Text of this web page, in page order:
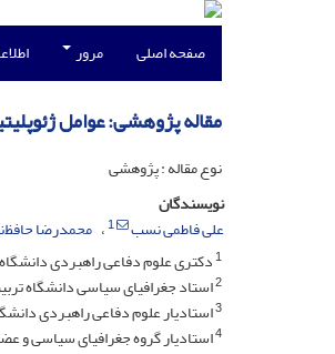
صفحه اصلی مرور
مقاله پژوهشی: عوامل
نوع مقاله : پژوهشی
نویسندگان
علی فاطمی نسب
1 محمدرضا
1دکتری علوم دفاعی راهبردی
2استاد جغرافیای سیاسی دانشگاه
3استادیار علوم دفاعی راهبردی
4استادیار گروه جغرافیای سیاسی و